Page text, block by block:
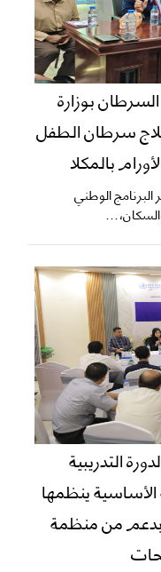
بوزارة
سرطان الطفل
بالمكلا
الوطني
التدريبية
ينظمها
بدعم من منظمة